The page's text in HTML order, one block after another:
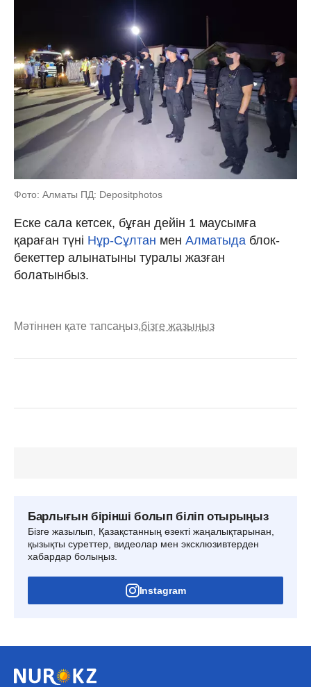
Фото: Алматы ПД: Depositphotos
Еске сала кетсек, бұған дейін 1 маусымға
қараған түні Нұр-Сұлтан мен Алматыда блок-
бекеттер алынатыны туралы жазған
болатынбыз.
Мәтіннен қате тапсаңыз,бізге жазыңыз
Барлығын бірінші болып біліп отырыңыз
Бізге жазылып, Қазақстанның өзекті жаңалықтарынан,
қызықты суреттер, видеолар мен эксклюзивтерден
хабардар болыңыз.
Instagram